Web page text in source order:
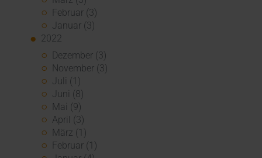
Februar (3)
Januar (3)
2022
Dezember (3)
November (3)
Juli (1)
Juni (8)
Mai (9)
April (3)
März (1)
Februar (1)